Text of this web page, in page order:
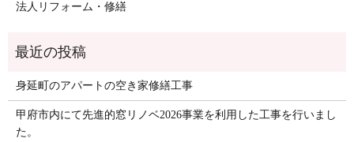
法人リフォーム・修繕
身延町のアパートの空き家修繕工事
甲府市内にて先進的窓リノベ2026事業を利用した工事を行いまし
た。